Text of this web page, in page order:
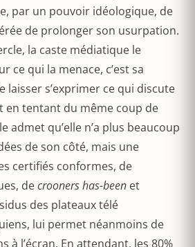
par un pouvoir idéologique, de
de prolonger son usurpation.
la caste médiatique le
ce qui la menace, c’est sa
laisser s’exprimer ce qui discute
en tentant du même coup de
admet qu’elle n’a plus beaucoup
de son côté, mais une
certifiés conformes, de
decrooners has-been et
des plateaux télé
lui permet néanmoins de
à l’écran. En attendant, les 80%